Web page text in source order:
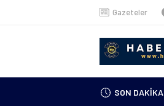
Gazeteler
SON DAKİKA